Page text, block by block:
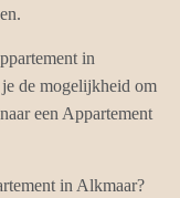
in
de mogelijkheid om
een Appartement
in Alkmaar?